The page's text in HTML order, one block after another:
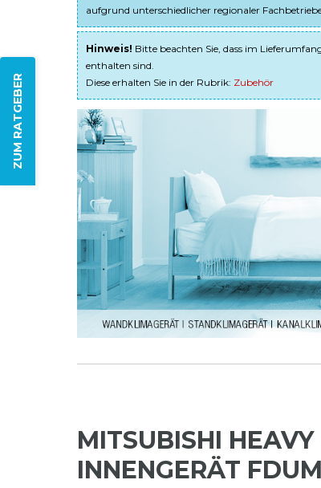
ZUM RATGEBER
aufgrund unterschiedlicher regionaler
Hinweis! Bitte beachten Sie, dass im
enthalten sind.
Diese erhalten Sie in der Rubrik: Zubehör
MITSUBISHI
INNENGERÄT